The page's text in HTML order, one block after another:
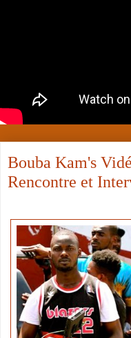
Bouba Kam's
Rencontre et